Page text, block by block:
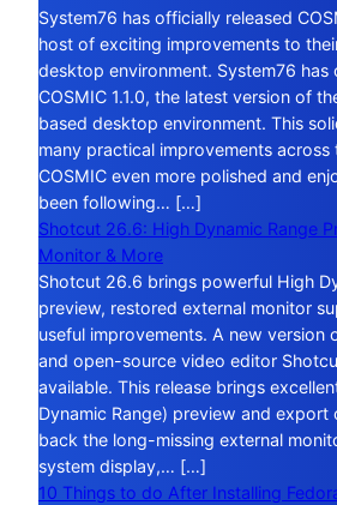
System76 has officially released
host of exciting improvements to
desktop environment. System76 has
COSMIC 1.1.0, the latest version of
based desktop environment. This
many practical improvements across
COSMIC even more polished and
been following… […]
Shotcut 26.6: High Dynamic Range
Monitor & More
Shotcut 26.6 brings powerful High
preview, restored external monitor
useful improvements. A new version
and open-source video editor
available. This release brings
Dynamic Range) preview and export
back the long-missing external
system display,… […]
10 Things to do After Installing